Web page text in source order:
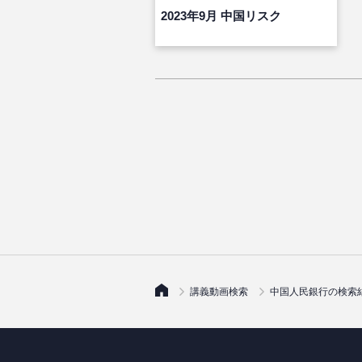
2023年9月 中国リスク
講義動画検索 中国人民銀行の検索